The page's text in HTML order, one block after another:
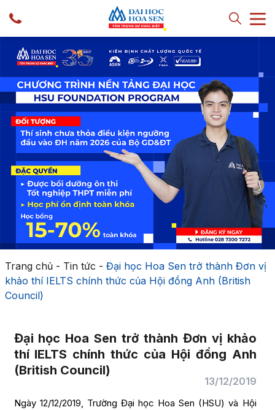
Trang chủ- Tin tức - Đại học Hoa Sen trở thành Đơn vị
khảo thí IELTS chính thức của Hội đồng Anh (British
Council)
Đại học Hoa Sen trở thành Đơn vị khảo
thí IELTS chính thức của Hội đồng Anh
(British Council)
13/12/2019
Ngày 12/12/2019, Trường Đại học Hoa Sen (HSU) và Hội